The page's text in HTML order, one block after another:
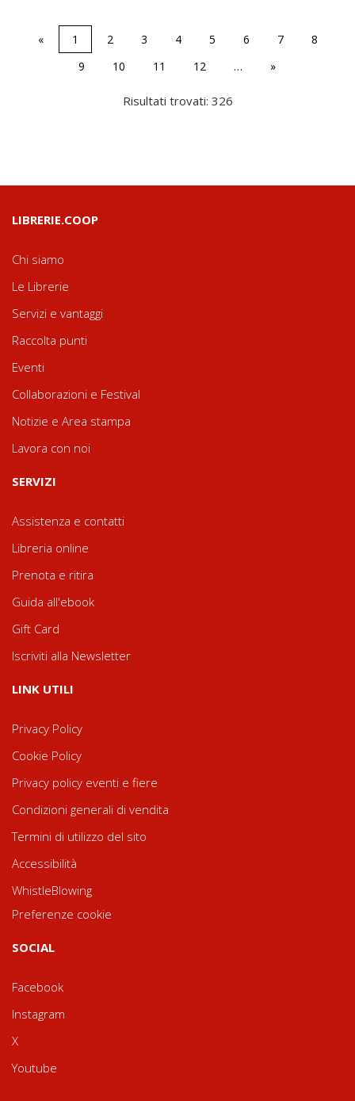
« 1 2 3 4 5 6 7
8
9
10 11 12 … »
Risultati trovati: 326
LIBRERIE.COOP
Chi siamo
Le Librerie
Servizi e vantaggi
Raccolta punti
Eventi
Collaborazioni e Festival
Notizie e Area stampa
Lavora con noi
SERVIZI
Assistenza e contatti
Libreria online
Prenota e ritira
Guida all'ebook
Gift Card
Iscriviti alla Newsletter
LINK UTILI
Privacy Policy
Cookie Policy
Privacy policy eventi e fiere
Condizioni generali di vendita
Termini di utilizzo del sito
Accessibilità
WhistleBlowing
Preferenze cookie
SOCIAL
Facebook
Instagram
X
Youtube